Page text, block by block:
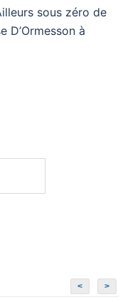
sous zéro de
D’Ormesson à
< >